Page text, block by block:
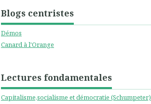
Blogs centristes
Démos
Canard à l'Orange
Lectures fondamentales
Capitalisme,socialisme et démocratie (Schumpeter)